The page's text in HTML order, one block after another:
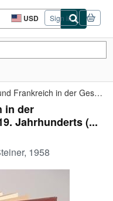
USD
Site
shopping
Sign in
Deutschland und Frankreich in der Geschichtsschreibung des 19. ...
in der
Jahrhunderts (...
1958